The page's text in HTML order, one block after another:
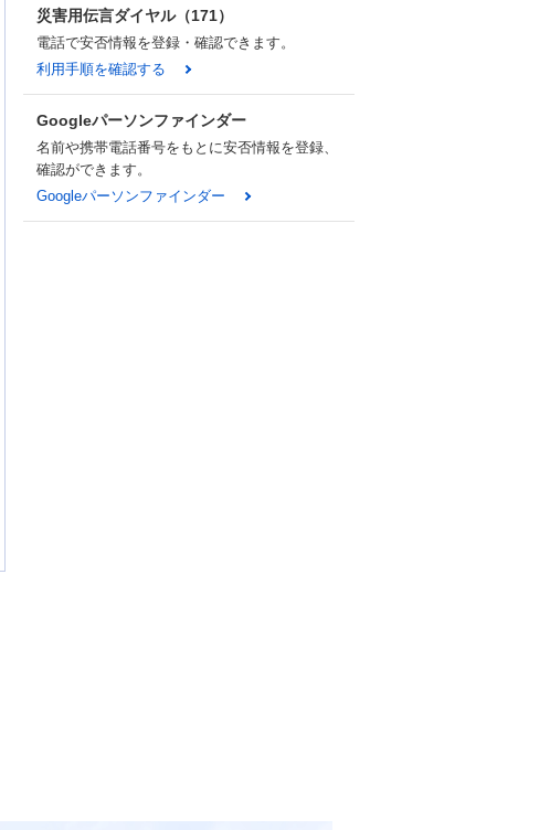
災害用伝言ダイヤル（171）
電話で安否情報を登録・確認できます。
利用手順を確認する
Googleパーソンファインダー
名前や携帯電話番号をもとに安否情報を登録、
確認ができます。
Googleパーソンファインダー